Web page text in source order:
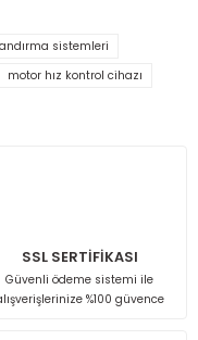
öneri formunu
sistemleri
motor hız kontrol cihazı
SSL SERTİFİKASI
Güvenli ödeme sistemi ile
%100 güvence